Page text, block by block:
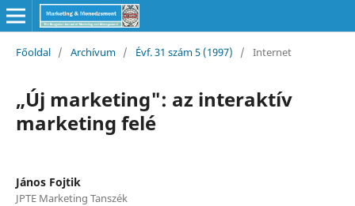
Főoldal / Archívum / Évf. 31 szám 5 (1997) / Internet
„Új marketing": az interaktív
marketing felé
János Fojtik
JPTE Marketing Tanszék